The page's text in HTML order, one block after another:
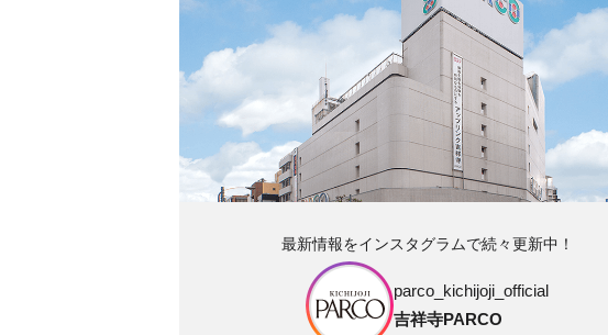
最新情報をインスタグラムで続々更新中！
parco_kichijoji_official
吉祥寺PARCO